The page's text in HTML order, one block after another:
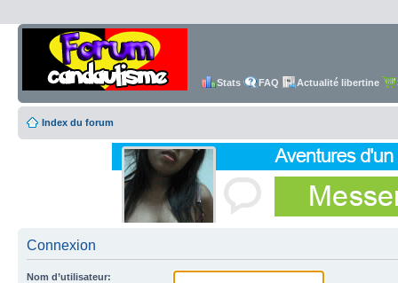
Stats FAQ Actualité libertine
Index du forum
Connexion
Nom d’utilisateur: